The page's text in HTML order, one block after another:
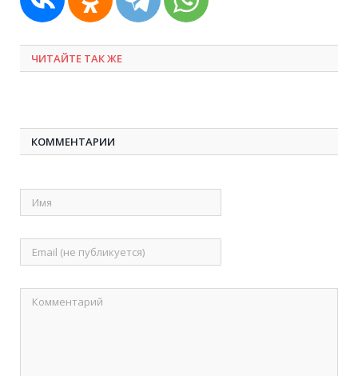
ЧИТАЙТЕ ТАК ЖЕ
КОММЕНТАРИИ